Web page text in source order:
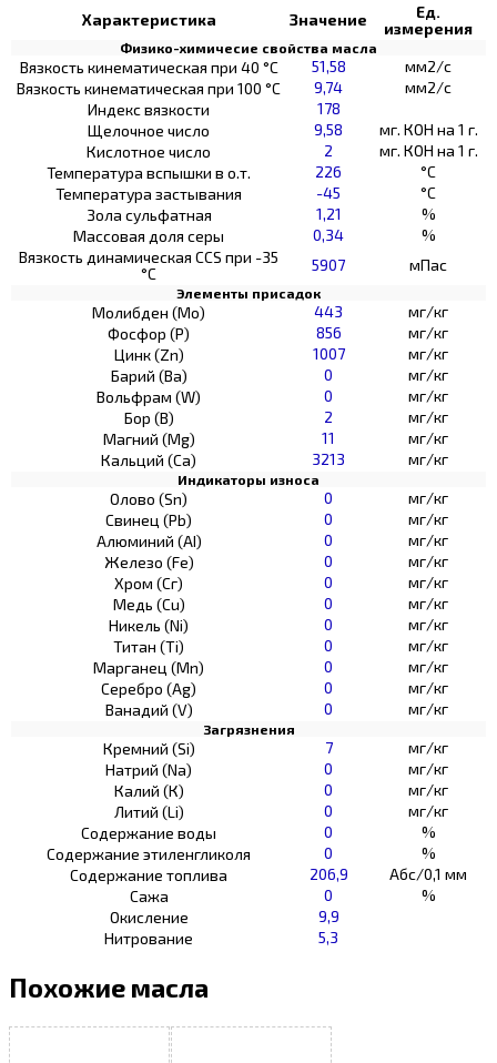
Характеристика Значение
Ед.
измерения
Физико-химичесие свойства масла
Вязкость кинематическая при 40 °С 51,58
мм2/с
Вязкость кинематическая при 100 °С
9,74
мм2/с
Индекс вязкости
178
Щелочное число
9,58
мг. КОН на 1 г.
Кислотное число
2
мг. КОН на 1 г.
Температура вспышки в о.т.
226
°C
Температура застывания
-45
°C
Зола сульфатная
1,21
%
Массовая доля серы
0,34
%
Вязкость динамическая CCS при -35
°С
5907 мПас
Элементы присадок
Молибден (Мо) 443
мг/кг
Фосфор (Р)
856
мг/кг
Цинк (Zn)
1007
мг/кг
Барий (Ва)
0
мг/кг
Вольфрам (W)
0
мг/кг
Бор (В)
2
мг/кг
Магний (Mg)
11
мг/кг
Кальций (Са)
3213 мг/кг
Индикаторы износа
Олово (Sn) 0
мг/кг
Свинец (Pb)
0
мг/кг
Алюминий (AI)
0
мг/кг
Железо (Fe)
0
мг/кг
Хром (Сг)
0
мг/кг
Медь (Cu)
0
мг/кг
Никель (Ni)
0
мг/кг
Титан (Ti)
0
мг/кг
Марганец (Mn)
0
мг/кг
Серебро (Ag)
0
мг/кг
Ванадий (V)
0 мг/кг
Загрязнения
Кремний (Si) 7
мг/кг
Натрий (Na)
0
мг/кг
Калий (К)
0
мг/кг
Литий (Li)
0
мг/кг
Содержание воды
0
%
Содержание этиленгликоля
0
%
Содержание топлива
206,9
Абс/0,1 мм
Сажа
0
%
Окисление
9,9
Нитрование
5,3
Похожие масла